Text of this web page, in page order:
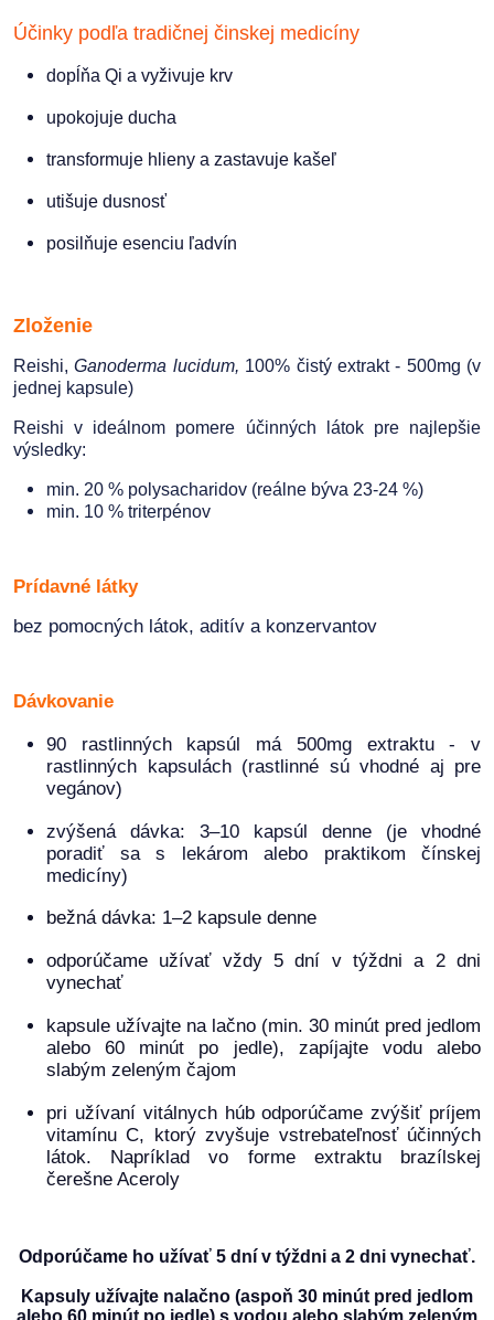
Účinky podľa tradičnej činskej medicíny
dopĺňa Qi a vyživuje krv
upokojuje ducha
transformuje hlieny a zastavuje kašeľ
utišuje dusnosť
posilňuje esenciu ľadvín
Zloženie
Reishi,Ganoderma lucidum, 100% čistý extrakt - 500mg (v
jednej kapsule)
Reishi v ideálnom pomere účinných látok pre najlepšie
výsledky:
min. 20 % polysacharidov (reálne býva 23-24 %)
min. 10 % triterpénov
Prídavné látky
bez pomocných látok, aditív a konzervantov
Dávkovanie
90 rastlinných kapsúl má 500mg extraktu - v
rastlinných kapsulách (rastlinné sú vhodné aj pre
vegánov)
zvýšená dávka: 3–10 kapsúl denne (je vhodné
poradiť sa s lekárom alebo praktikom čínskej
medicíny)
bežná dávka: 1–2 kapsule denne
odporúčame užívať vždy 5 dní v týždni a 2 dni
vynechať
kapsule užívajte na lačno (min. 30 minút pred jedlom
alebo 60 minút po jedle), zapíjajte vodu alebo
slabým zeleným čajom
pri užívaní vitálnych húb odporúčame zvýšiť príjem
vitamínu C, ktorý zvyšuje vstrebateľnosť účinných
látok. Napríklad vo forme extraktu brazílskej
čerešne Aceroly
Odporúčame ho užívať 5 dní v týždni a 2 dni vynechať.
Kapsuly užívajte nalačno (aspoň 30 minút pred jedlom